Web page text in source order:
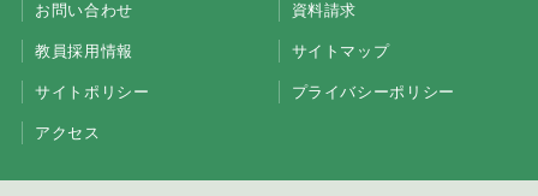
お問い合わせ 資料請求
教員採用情報 サイトマップ
サイトポリシー プライバシーポリシー
アクセス